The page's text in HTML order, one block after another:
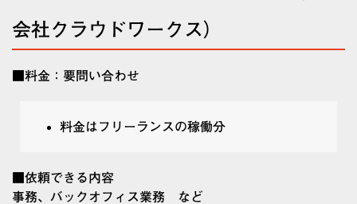
会社クラウドワークス）
■料金：要問い合わせ
料金はフリーランスの稼働分
■依頼できる内容
事務、バックオフィス業務 など